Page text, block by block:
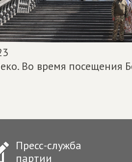
Во время посещения
Пресс-служба
партии